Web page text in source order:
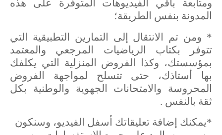
ومتابعة باقي الفيديوهات المتوفرة على هذه
المدونة بنفس الطريقة؛
* ومن تم الانتقال إلى التمارين التطبيقية التي
تتوفر بكتاب الرياضيات المرجعي والمعتمد
بمؤسستك، وكذا الفروض المنزلية التي يكلفك
بها أستاذك، حتى تتسلح لمواجهة الفروض
المحروسة والامتحانات الجهوية والوطنية بكل
ثقة بالنفس .
*يمكنك إضافة تعليقاتك أسفل الفيديو، وسنكون